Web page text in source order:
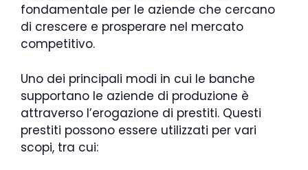
fondamentale per le aziende che cercano
di crescere e prosperare nel mercato
competitivo.
Uno dei principali modi in cui le banche
supportano le aziende di produzione è
attraverso l’erogazione di prestiti. Questi
prestiti possono essere utilizzati per vari
scopi, tra cui: